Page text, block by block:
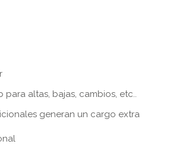
para altas, bajas, cambios, etc..
generan un cargo extra